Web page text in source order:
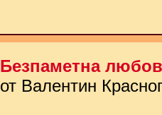
Безпаметна любов
от Валентин